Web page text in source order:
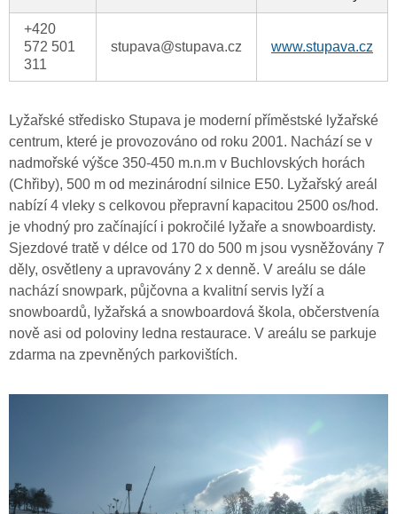
+420
572 501
311
stupava@stupava.cz www.stupava.cz
Lyžařské středisko Stupava je moderní příměstské lyžařské
centrum, které je provozováno od roku 2001. Nachází se v
nadmořské výšce 350-450 m.n.m v Buchlovských horách
(Chřiby), 500 m od mezinárodní silnice E50. Lyžařský areál
nabízí 4 vleky s celkovou přepravní kapacitou 2500 os/hod.
je vhodný pro začínající i pokročilé lyžaře a snowboardisty.
Sjezdové tratě v délce od 170 do 500 m jsou vysněžovány 7
děly, osvětleny a upravovány 2 x denně. V areálu se dále
nachází snowpark, půjčovna a kvalitní servis lyží a
snowboardů, lyžařská a snowboardová škola, občerstvenía
nově asi od poloviny ledna restaurace. V areálu se parkuje
zdarma na zpevněných parkovištích.